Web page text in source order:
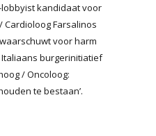
kandidaat voor
Farsalinos
voor harm
burgerinitiatief
/ Oncoloog:
te bestaan’.